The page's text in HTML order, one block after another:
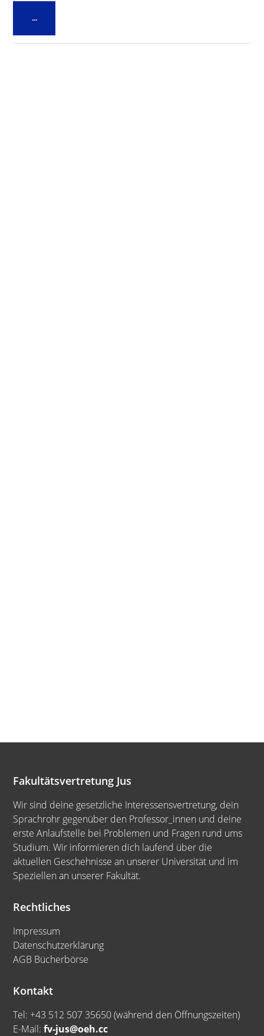
...Diese
ein-/ausblenden.
Fakultätsvertretung Jus
Wir sind deine gesetzliche Interessensvertretung, dein
Sprachrohr gegenüber den Professor_innen und deine
erste Anlaufstelle bei Problemen und Fragen rund ums
Studium. Wir informieren dich laufend über die
aktuellen Geschehnisse an unserer Universität und im
Speziellen an unserer Fakultät.
Rechtliches
Impressum
Datenschutzerklärung
AGB Bücherbörse
Kontakt
Tel: +43 512 507 35650 (während den Öffnungszeiten)
E-Mail:fv-jus@oeh.cc